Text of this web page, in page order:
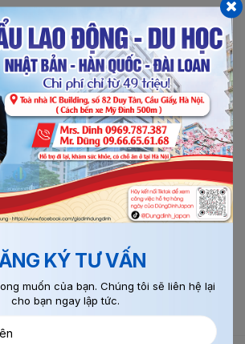
sẽ mãi mãi xa vời với những ai chỉ
làm.
Công Tại Nhật
KÝ TƯ VẤN
muốn của bạn. Chúng tôi sẽ liên hệ lại
cho bạn ngay lập tức.